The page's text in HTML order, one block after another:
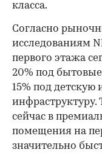
класса.
Согласно
исследованиям
первого этажа
20% под
15% под детскую
инфраструктуру.
сейчас в
помещения на
значительно